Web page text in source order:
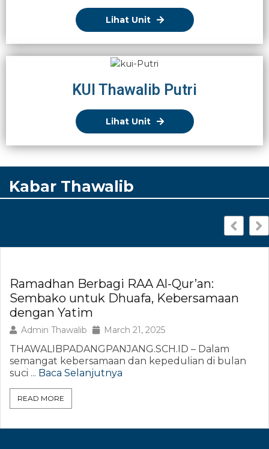
Lihat Unit
KUI Thawalib Putri
Lihat Unit
Kabar Thawalib
Ramadhan Berbagi RAA Al-Qur’an:
Sembako untuk Dhuafa, Kebersamaan
dengan Yatim
Admin Thawalib March 21, 2025
THAWALIBPADANGPANJANG.SCH.ID – Dalam
semangat kebersamaan dan kepedulian di bulan
suci ... Baca Selanjutnya
READ MORE